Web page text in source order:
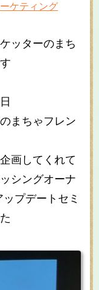
ケティング
ッターのまち
まちゃフレン
画してくれて
シングオーナ
プデートセミ